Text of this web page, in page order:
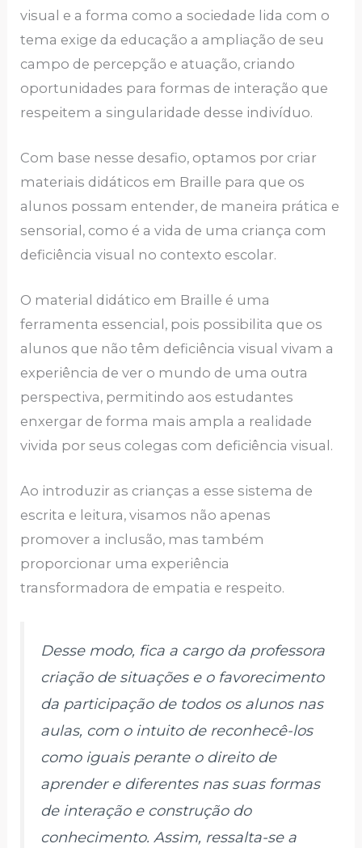
visual e a forma como a sociedade lida com o
tema exige da educação a ampliação de seu
campo de percepção e atuação, criando
oportunidades para formas de interação que
respeitem a singularidade desse indivíduo.
Com base nesse desafio, optamos por criar
materiais didáticos em Braille para que os
alunos possam entender, de maneira prática e
sensorial, como é a vida de uma criança com
deficiência visual no contexto escolar.
O material didático em Braille é uma
ferramenta essencial, pois possibilita que os
alunos que não têm deficiência visual vivam a
experiência de ver o mundo de uma outra
perspectiva, permitindo aos estudantes
enxergar de forma mais ampla a realidade
vivida por seus colegas com deficiência visual.
Ao introduzir as crianças a esse sistema de
escrita e leitura, visamos não apenas
promover a inclusão, mas também
proporcionar uma experiência
transformadora de empatia e respeito.
Desse modo, fica a cargo da professora
criação de situações e o favorecimento
da participação de todos os alunos nas
aulas, com o intuito de reconhecê-los
como iguais perante o direito de
aprender e diferentes nas suas formas
de interação e construção do
conhecimento. Assim, ressalta-se a